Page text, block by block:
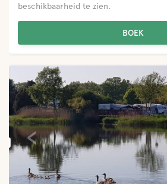
beschikbaarheid te zien.
BOEK
‹